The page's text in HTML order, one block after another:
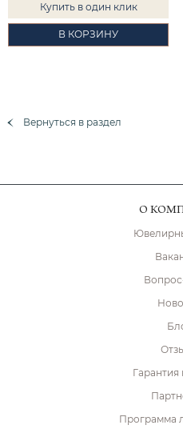
Купить в один клик
В КОРЗИНУ
Вернуться в раздел
О
Гарантия
Программа